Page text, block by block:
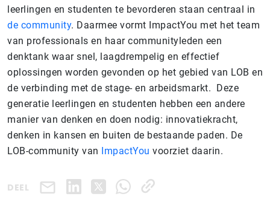
leerlingen en studenten te bevorderen staan centraal in
de community. Daarmee vormt ImpactYou met het team
van professionals en haar communityleden een
denktank waar snel, laagdrempelig en effectief
oplossingen worden gevonden op het gebied van LOB en
de verbinding met de stage- en arbeidsmarkt. Deze
generatie leerlingen en studenten hebben een andere
manier van denken en doen nodig: innovatiekracht,
denken in kansen en buiten de bestaande paden. De
LOB-community van ImpactYou voorziet daarin.
DEEL